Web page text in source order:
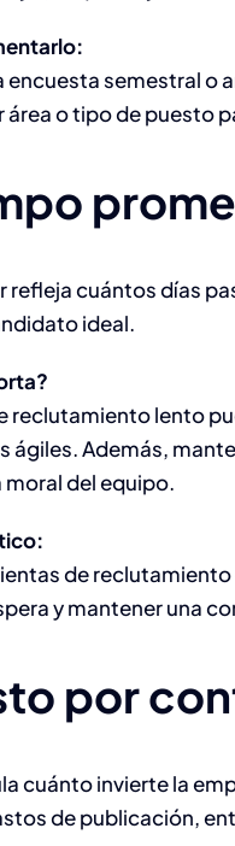
encuesta semestral o
área o tipo de puesto
refleja cuántos días
ideal.
reclutamiento lento
ágiles. Además,
moral del equipo.
de
y mantener una
por
cuánto invierte la
de publicación,